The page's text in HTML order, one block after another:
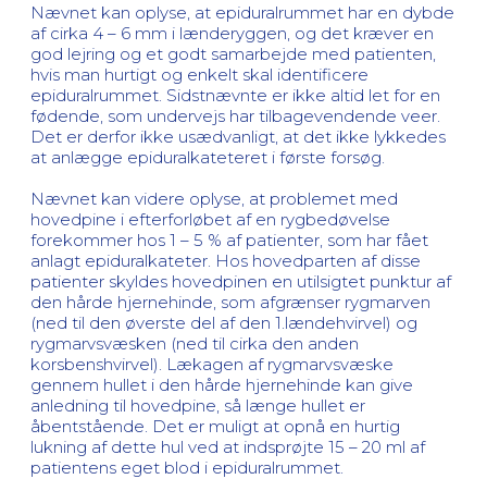
Nævnet kan oplyse, at epiduralrummet har en dybde
af cirka 4 – 6 mm i lænderyggen, og det kræver en
god lejring og et godt samarbejde med patienten,
hvis man hurtigt og enkelt skal identificere
epiduralrummet. Sidstnævnte er ikke altid let for en
fødende, som undervejs har tilbagevendende veer.
Det er derfor ikke usædvanligt, at det ikke lykkedes
at anlægge epiduralkateteret i første forsøg.
Nævnet kan videre oplyse, at problemet med
hovedpine i efterforløbet af en rygbedøvelse
forekommer hos 1 – 5 % af patienter, som har fået
anlagt epiduralkateter. Hos hovedparten af disse
patienter skyldes hovedpinen en utilsigtet punktur af
den hårde hjernehinde, som afgrænser rygmarven
(ned til den øverste del af den 1.lændehvirvel) og
rygmarvsvæsken (ned til cirka den anden
korsbenshvirvel). Lækagen af rygmarvsvæske
gennem hullet i den hårde hjernehinde kan give
anledning til hovedpine, så længe hullet er
åbentstående. Det er muligt at opnå en hurtig
lukning af dette hul ved at indsprøjte 15 – 20 ml af
patientens eget blod i epiduralrummet.